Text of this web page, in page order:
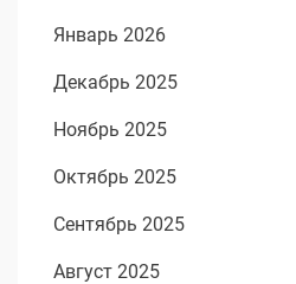
Январь 2026
Декабрь 2025
Ноябрь 2025
Октябрь 2025
Сентябрь 2025
Август 2025